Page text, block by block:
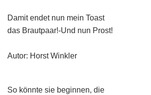
Damit endet nun mein Toast
das Brautpaar!-Und nun Prost!
Autor: Horst Winkler
So könnte sie beginnen, die